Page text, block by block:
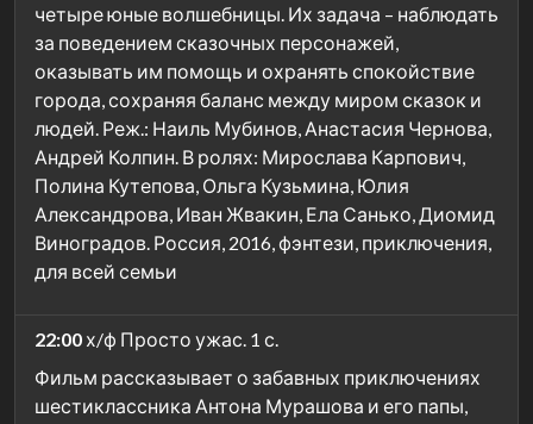
четыре юные волшебницы. Их задача – наблюдать
за поведением сказочных персонажей,
оказывать им помощь и охранять спокойствие
города, сохраняя баланс между миром сказок и
людей. Реж.: Наиль Мубинов, Анастасия Чернова,
Андрей Колпин. В ролях: Мирослава Карпович,
Полина Кутепова, Ольга Кузьмина, Юлия
Александрова, Иван Жвакин, Ела Санько, Диомид
Виноградов. Россия, 2016, фэнтези, приключения,
для всей семьи
22:00 х/ф Просто ужас. 1 с.
Фильм рассказывает о забавных приключениях
шестиклассника Антона Мурашова и его папы,